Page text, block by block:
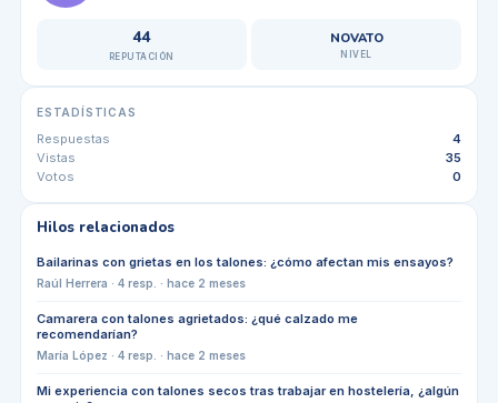
44
REPUTACIÓN
NOVATO
NIVEL
ESTADÍSTICAS
Respuestas
4
Vistas
35
Votos
0
Hilos relacionados
Bailarinas con grietas en los talones: ¿cómo afectan mis ensayos?
Raúl Herrera · 4resp. · hace 2 meses
Camarera con talones agrietados: ¿qué calzado me
recomendarían?
María López · 4resp. · hace 2 meses
Mi experiencia con talones secos tras trabajar en hostelería, ¿algún